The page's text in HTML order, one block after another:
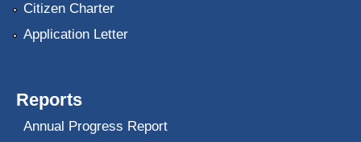
Citizen Charter
Application Letter
Reports
Annual Progress Report